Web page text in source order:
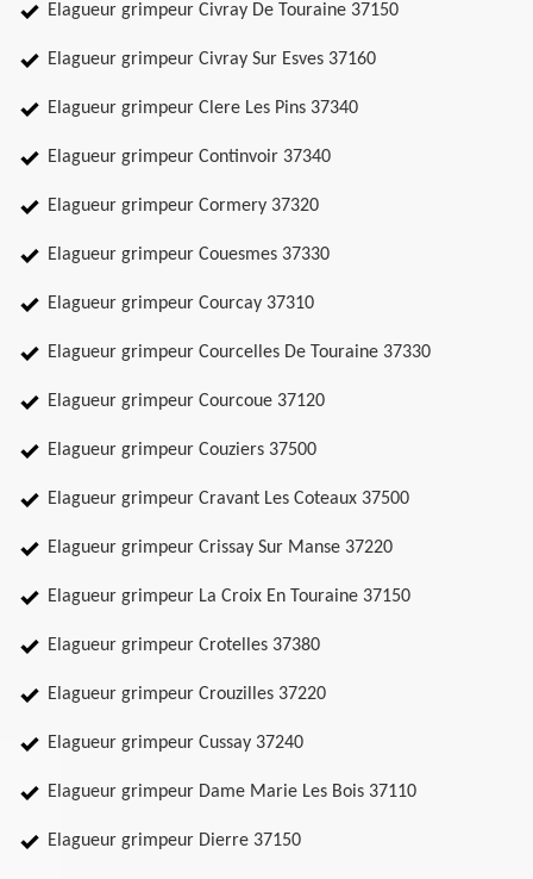
Elagueur grimpeur Civray De Touraine 37150
Elagueur grimpeur Civray Sur Esves 37160
Elagueur grimpeur Clere Les Pins 37340
Elagueur grimpeur Continvoir 37340
Elagueur grimpeur Cormery 37320
Elagueur grimpeur Couesmes 37330
Elagueur grimpeur Courcay 37310
Elagueur grimpeur Courcelles De Touraine 37330
Elagueur grimpeur Courcoue 37120
Elagueur grimpeur Couziers 37500
Elagueur grimpeur Cravant Les Coteaux 37500
Elagueur grimpeur Crissay Sur Manse 37220
Elagueur grimpeur La Croix En Touraine 37150
Elagueur grimpeur Crotelles 37380
Elagueur grimpeur Crouzilles 37220
Elagueur grimpeur Cussay 37240
Elagueur grimpeur Dame Marie Les Bois 37110
Elagueur grimpeur Dierre 37150